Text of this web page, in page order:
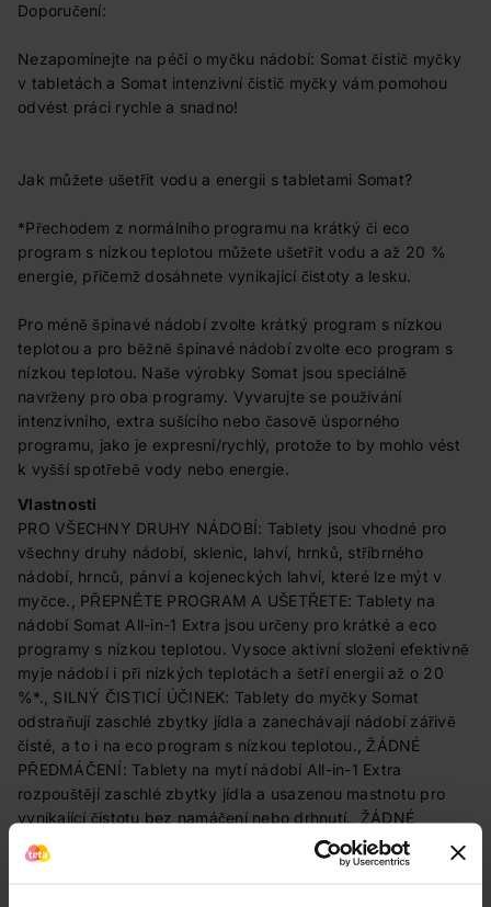
Doporučení:
Nezapomínejte na péči o myčku nádobí: Somat čistič myčky
v tabletách a Somat intenzivní čistič myčky vám pomohou
odvést práci rychle a snadno!
Jak můžete ušetřit vodu a energii s tabletami Somat?
*Přechodem z normálního programu na krátký či eco
program s nízkou teplotou můžete ušetřit vodu a až 20 %
energie, přičemž dosáhnete vynikající čistoty a lesku.
Pro méně špinavé nádobí zvolte krátký program s nízkou
teplotou a pro běžně špinavé nádobí zvolte eco program s
nízkou teplotou. Naše výrobky Somat jsou speciálně
navrženy pro oba programy. Vyvarujte se používání
intenzivního, extra sušícího nebo časově úsporného
programu, jako je expresní/rychlý, protože to by mohlo vést
k vyšší spotřebě vody nebo energie.
Vlastnosti
PRO VŠECHNY DRUHY NÁDOBÍ: Tablety jsou vhodné pro
všechny druhy nádobí, sklenic, lahví, hrnků, stříbrného
nádobí, hrnců, pánví a kojeneckých lahví, které lze mýt v
myčce., PŘEPNĚTE PROGRAM A UŠETŘETE: Tablety na
nádobí Somat All-in-1 Extra jsou určeny pro krátké a eco
programy s nízkou teplotou. Vysoce aktivní složení efektivně
myje nádobí i při nízkých teplotách a šetří energii až o 20
%*., SILNÝ ČISTICÍ ÚČINEK: Tablety do myčky Somat
odstraňují zaschlé zbytky jídla a zanechávají nádobí zářivě
čisté, a to i na eco program s nízkou teplotou., ŽÁDNÉ
PŘEDMÁČENÍ: Tablety na mytí nádobí All-in-1 Extra
rozpouštějí zaschlé zbytky jídla a usazenou mastnotu pro
vynikající čistotu bez namáčení nebo drhnutí., ŽÁDNÉ
ZBYTKY ANI SKVRNY: Zářivý lesk beze zbytků a skvrn od
vody! Dokonale čisté nádobí, stříbrné příbory a sklenice díky